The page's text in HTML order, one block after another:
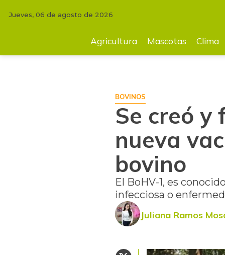
Se creó y fue aprobada en Argentina una nueva
Jueves, 06 de agosto de 2026
Agricultura Mascotas Clima
BOVINOS
Se creó
nueva
bovino
El BoHV-1, es
infecciosa o
Juliana Ramos